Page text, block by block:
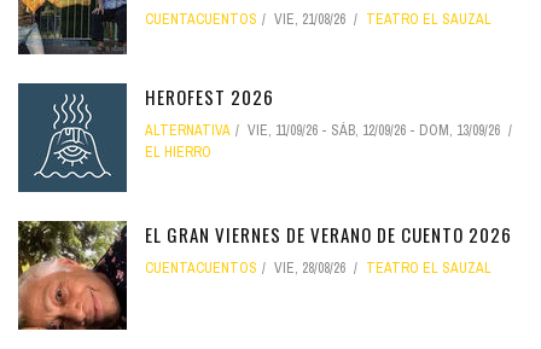
CUENTACUENTOS VIE, 21/08/26 TEATRO EL SAUZAL
HEROFEST 2026
ALTERNATIVA VIE, 11/09/26 - SÁB, 12/09/26 - DOM, 13/09/26
EL HIERRO
EL GRAN VIERNES DE VERANO DE CUENTO 2026
CUENTACUENTOS VIE, 28/08/26 TEATRO EL SAUZAL